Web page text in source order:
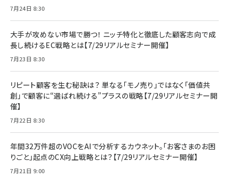
7月24日 8:30
大手が攻めない市場で勝つ！ ニッチ特化と徹底した顧客志向で成
長し続けるEC戦略とは【7/29リアルセミナー開催】
7月23日 8:30
リピート顧客を生む秘訣は？ 単なる「モノ売り」ではなく「価値共
創」で顧客に“選ばれ続ける”プラスの戦略【7/29リアルセミナー開
催】
7月22日 8:30
年間32万件超のVOCをAIで分析するカウネット。「お客さまのお困
りごと」起点のCX向上戦略とは？【7/29リアルセミナー開催】
7月21日 9:00